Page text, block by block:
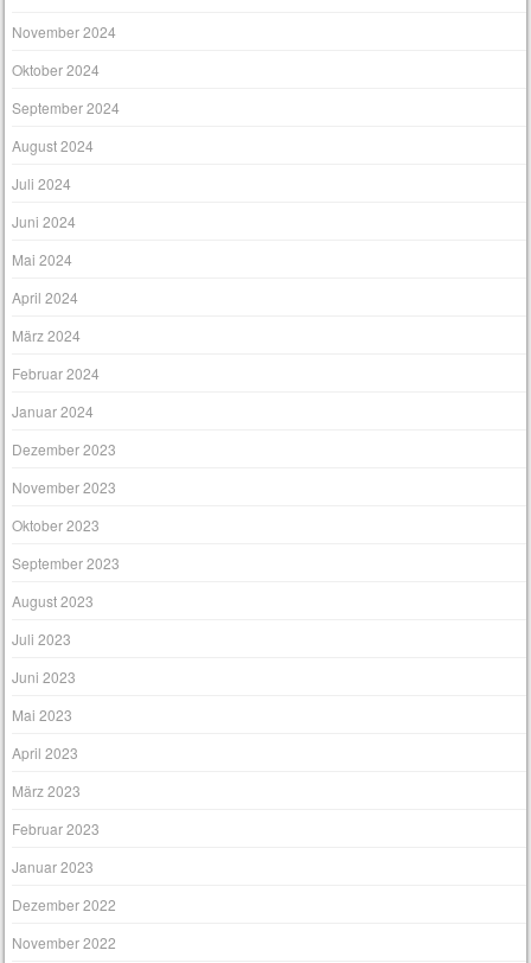
November 2024
Oktober 2024
September 2024
August 2024
Juli 2024
Juni 2024
Mai 2024
April 2024
März 2024
Februar 2024
Januar 2024
Dezember 2023
November 2023
Oktober 2023
September 2023
August 2023
Juli 2023
Juni 2023
Mai 2023
April 2023
März 2023
Februar 2023
Januar 2023
Dezember 2022
November 2022